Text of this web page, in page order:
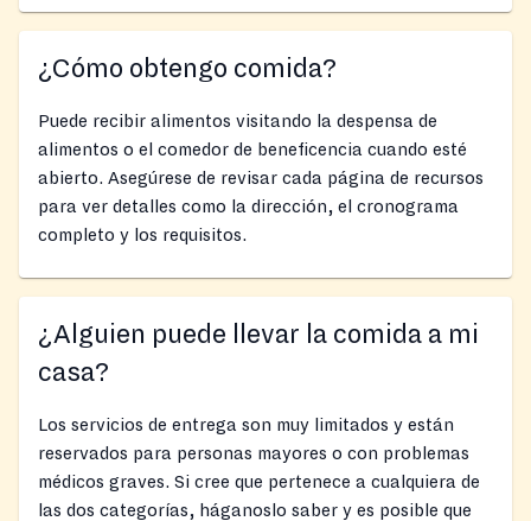
¿Cómo obtengo comida?
Puede recibir alimentos visitando la despensa de
alimentos o el comedor de beneficencia cuando esté
abierto. Asegúrese de revisar cada página de recursos
para ver detalles como la dirección, el cronograma
completo y los requisitos.
¿Alguien puede llevar la comida a mi
casa?
Los servicios de entrega son muy limitados y están
reservados para personas mayores o con problemas
médicos graves. Si cree que pertenece a cualquiera de
las dos categorías, háganoslo saber y es posible que